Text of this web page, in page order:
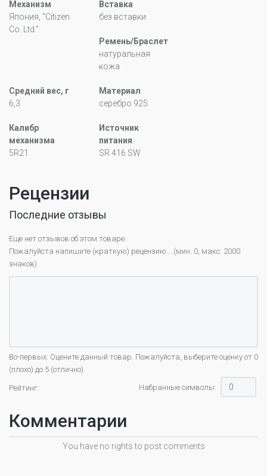
Механизм
Япония, "Citizen
Co. Ltd."
Вставка
без вставки
Ремень/Браслет
натуральная
кожа
Средний вес, г
6,3
Материал
серебро 925
Калибр
механизма
5R21
Источник
питания
SR 416 SW
Рецензии
Последние отзывы
Еще нет отзывов об этом товаре.
Пожалуйста напишите (краткую) рецензию....(мин. 0, макс. 2000
знаков)
Во-первых: Оцените данный товар. Пожалуйста, выберите оценку от 0
(плохо) до 5 (отлично).
Рейтинг: Набранные символы:
Комментарии
You have no rights to post comments